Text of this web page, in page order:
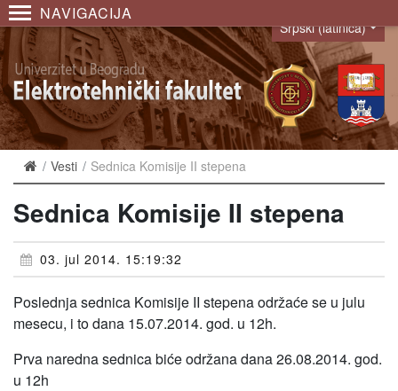
NAVIGACIJA
Language
Srpski (latinica)
Vesti Sednica Komisije II stepena
Sednica Komisije II stepena
03. jul 2014. 15:19:32
Poslednja sednica Komisije II stepena održaće se u julu
mesecu, i to dana 15.07.2014. god. u 12h.
Prva naredna sednica biće održana dana 26.08.2014. god.
u 12h